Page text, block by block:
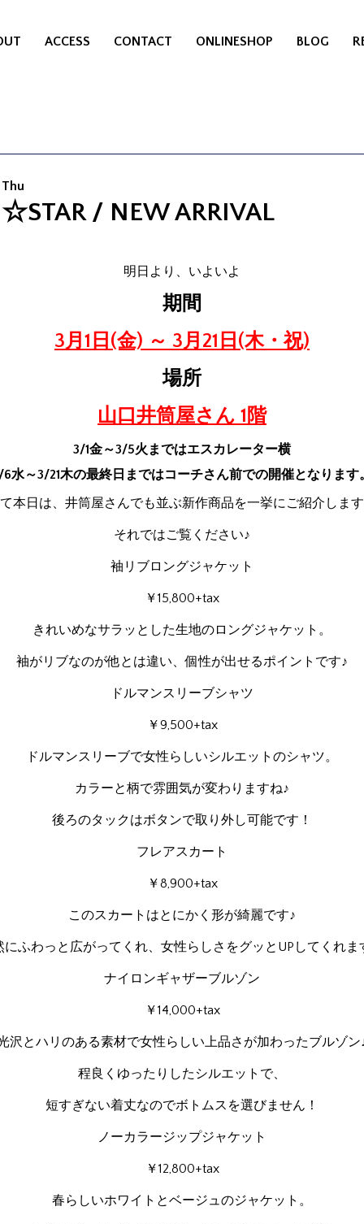
ACCESS CONTACT ONLINESHOP BLOG
/ NEW ARRIVAL
明日より、いよいよ
期間
3月1日(金) ～ 3月21日(木・祝)
場所
山口井筒屋さん 1階
3/1金～3/5火まではエスカレーター横
6水～3/21木の最終日まではコーチさん前での開催となります
本日は、井筒屋さんでも並ぶ新作商品を一挙にご紹介しま
それではご覧ください♪
袖リブロングジャケット
￥15,800+tax
きれいめなサラッとした生地のロングジャケット。
袖がリブなのが他とは違い、個性が出せるポイントです♪
ドルマンスリーブシャツ
￥9,500+tax
ドルマンスリーブで女性らしいシルエットのシャツ。
カラーと柄で雰囲気が変わりますね♪
後ろのタックはボタンで取り外し可能です！
フレアスカート
￥8,900+tax
このスカートはとにかく形が綺麗です♪
にふわっと広がってくれ、女性らしさをグッとUPしてくれ
ナイロンギャザーブルゾン
￥14,000+tax
沢とハリのある素材で女性らしい上品さが加わったブルゾン
程良くゆったりしたシルエットで、
短すぎない着丈なのでボトムスを選びません！
ノーカラージップジャケット
￥12,800+tax
春らしいホワイトとベージュのジャケット。